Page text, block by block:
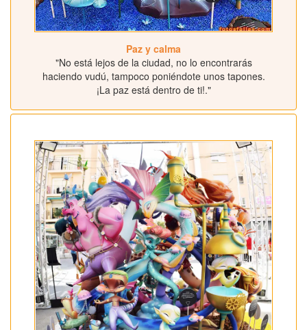
Paz y calma
"No está lejos de la ciudad, no lo encontrarás
haciendo vudú, tampoco poniéndote unos tapones.
¡La paz está dentro de ti!."